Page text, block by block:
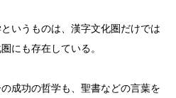
いうものは、漢字文化圏だけでは
にも存在している。
成功の哲学も、聖書などの言葉を